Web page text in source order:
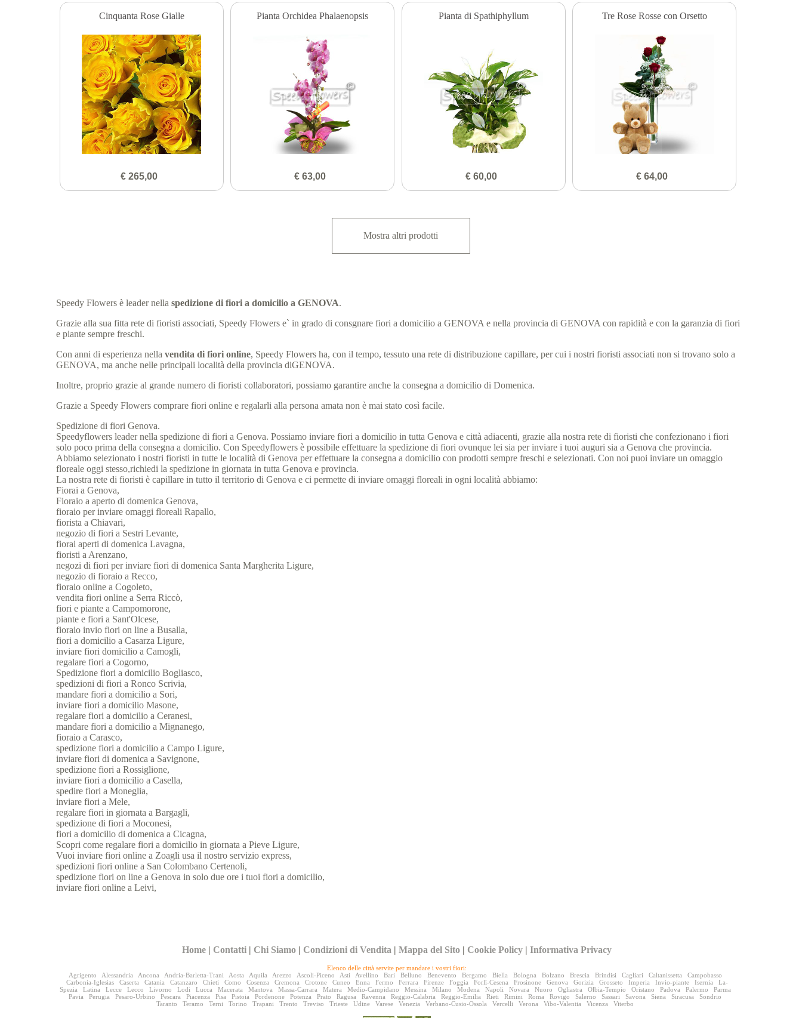
Cinquanta Rose Gialle
€ 265,00
Pianta Orchidea Phalaenopsis
€ 63,00
Pianta di Spathiphyllum
€ 60,00
Tre Rose Rosse con Orsetto
€ 64,00
Mostra altri prodotti
Speedy Flowers è leader nellaspedizione di fiori a domicilio a GENOVA.
Grazie alla sua fitta rete di fioristi associati, Speedy Flowers e` in grado di consgnare fiori a domicilio a GENOVA e nella provincia di GENOVA con rapidità e con la garanzia di fiori
e piante sempre freschi.
Con anni di esperienza nellavendita di fiori online, Speedy Flowers ha, con il tempo, tessuto una rete di distribuzione capillare, per cui i nostri fioristi associati non si trovano solo a
GENOVA, ma anche nelle principali località della provincia diGENOVA.
Inoltre, proprio grazie al grande numero di fioristi collaboratori, possiamo garantire anche la consegna a domicilio di Domenica.
Grazie a Speedy Flowers comprare fiori online e regalarli alla persona amata non è mai stato così facile.
Spedizione di fiori Genova.
Speedyflowers leader nella spedizione di fiori a Genova. Possiamo inviare fiori a domicilio in tutta Genova e città adiacenti, grazie alla nostra rete di fioristi che confezionano i fiori
solo poco prima della consegna a domicilio. Con Speedyflowers è possibile effettuare la spedizione di fiori ovunque lei sia per inviare i tuoi auguri sia a Genova che provincia.
Abbiamo selezionato i nostri fioristi in tutte le località di Genova per effettuare la consegna a domicilio con prodotti sempre freschi e selezionati. Con noi puoi inviare un omaggio
floreale oggi stesso,richiedi la spedizione in giornata in tutta Genova e provincia.
La nostra rete di fioristi è capillare in tutto il territorio di Genova e ci permette di inviare omaggi floreali in ogni località abbiamo:
Fiorai a Genova,
Fioraio a aperto di domenica Genova,
fioraio per inviare omaggi floreali Rapallo,
fiorista a Chiavari,
negozio di fiori a Sestri Levante,
fiorai aperti di domenica Lavagna,
fioristi a Arenzano,
negozi di fiori per inviare fiori di domenica Santa Margherita Ligure,
negozio di fioraio a Recco,
fioraio online a Cogoleto,
vendita fiori online a Serra Riccò,
fiori e piante a Campomorone,
piante e fiori a Sant'Olcese,
fioraio invio fiori on line a Busalla,
fiori a domicilio a Casarza Ligure,
inviare fiori domicilio a Camogli,
regalare fiori a Cogorno,
Spedizione fiori a domicilio Bogliasco,
spedizioni di fiori a Ronco Scrivia,
mandare fiori a domicilio a Sori,
inviare fiori a domicilio Masone,
regalare fiori a domicilio a Ceranesi,
mandare fiori a domicilio a Mignanego,
fioraio a Carasco,
spedizione fiori a domicilio a Campo Ligure,
inviare fiori di domenica a Savignone,
spedizione fiori a Rossiglione,
inviare fiori a domicilio a Casella,
spedire fiori a Moneglia,
inviare fiori a Mele,
regalare fiori in giornata a Bargagli,
spedizione di fiori a Moconesi,
fiori a domicilio di domenica a Cicagna,
Scopri come regalare fiori a domicilio in giornata a Pieve Ligure,
Vuoi inviare fiori online a Zoagli usa il nostro servizio express,
spedizioni fiori online a San Colombano Certenoli,
spedizione fiori on line a Genova in solo due ore i tuoi fiori a domicilio,
inviare fiori online a Leivi,
Home | Contatti | Chi Siamo | Condizioni di Vendita |Mappa del Sito | Cookie Policy |Informativa Privacy
Elenco delle città servite per mandare i vostri fiori:
Agrigento
Alessandria Ancona Andria-Barletta-Trani Aosta Aquila Arezzo Ascoli-Piceno Asti Avellino Bari Belluno Benevento Bergamo Biella Bologna Bolzano Brescia Brindisi Cagliari Caltanissetta
Campobasso
Carbonia-Iglesias
Caserta Catania Catanzaro Chieti Como Cosenza Cremona Crotone Cuneo Enna Fermo Ferrara Firenze Foggia Forlì-Cesena Frosinone Genova Gorizia Grosseto Imperia Invio-piante Isernia
La-
Spezia
Latina Lecce Lecco Livorno Lodi Lucca Macerata Mantova Massa-Carrara Matera Medio-Campidano Messina Milano Modena Napoli Novara Nuoro Ogliastra Olbia-Tempio Oristano Padova Palermo
Parma
Pavia
Perugia Pesaro-Urbino Pescara Piacenza Pisa Pistoia Pordenone Potenza Prato Ragusa Ravenna Reggio-Calabria Reggio-Emilia Rieti Rimini Roma Rovigo Salerno Sassari Savona Siena Siracusa
Sondrio
Taranto
Teramo Terni Torino Trapani Trento Treviso Trieste Udine Varese Venezia Verbano-Cusio-Ossola Vercelli Verona Vibo-Valentia Vicenza Viterbo